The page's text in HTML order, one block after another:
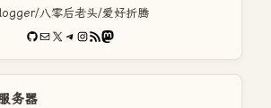
八零后老头/爱好折腾
GitHub
电子邮件X Telegram
Instagram
RSS FeedMastodon
务器